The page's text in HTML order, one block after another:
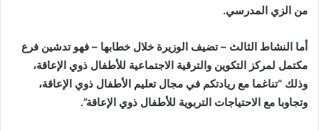
من الزي المدرسي.
أما النشاط الثالث – تضيف الوزيرة خلال خطابها – فهو تدشين فرع
مكتمل لمركز التكوين والترقية الاجتماعية للأطفال ذوي الإعاقة،
وذلك “تناغما مع ريادتكم في مجال تعليم الأطفال ذوي الإعاقة،
وتجاوبا مع الاحتياجات التربوية للأطفال ذوي الإعاقة”.